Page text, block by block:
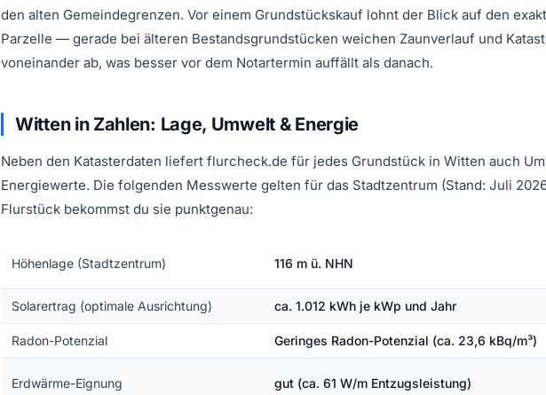
den alten Gemeindegrenzen. Vor einem Grundstückskauf lohnt der Blick auf den
Parzelle — gerade bei älteren Bestandsgrundstücken weichen Zaunverlauf und
voneinander ab, was besser vor dem Notartermin auffällt als danach.
Witten in Zahlen: Lage, Umwelt & Energie
Neben den Katasterdaten liefert flurcheck.de für jedes Grundstück in Witten auch
Energiewerte. Die folgenden Messwerte gelten für das Stadtzentrum (Stand: Juli
Flurstück bekommst du sie punktgenau:
Höhenlage (Stadtzentrum) 116 m ü. NHN
Solarertrag (optimale Ausrichtung) ca. 1.012 kWh je kWp und Jahr
Radon-Potenzial Geringes Radon-Potenzial (ca. 23,6 kBq/m³)
Erdwärme-Eignung gut (ca. 61 W/m Entzugsleistung)